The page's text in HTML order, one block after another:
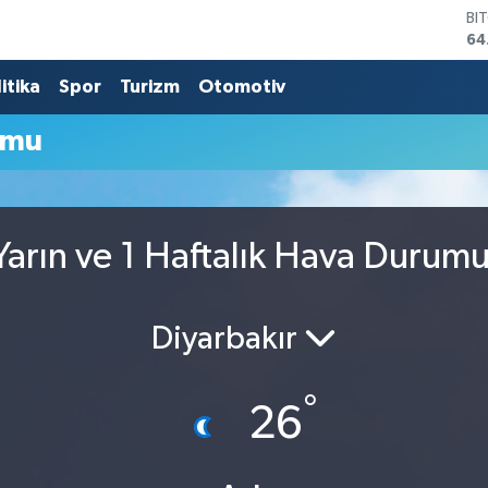
Spor Turizm Otomotiv
ve 1 Haftalık Hava
Diyarbakır
26°